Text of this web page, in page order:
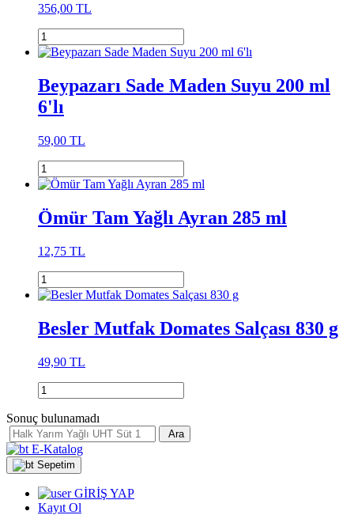
356,00 TL
Beypazarı Sade Maden Suyu 200 ml
6'lı
59,00 TL
Ömür Tam Yağlı Ayran 285 ml
12,75 TL
Besler Mutfak Domates Salçası 830 g
49,90 TL
Sonuç bulunamadı
Ara
E-Katalog
Sepetim
GİRİŞ YAP
Kayıt Ol